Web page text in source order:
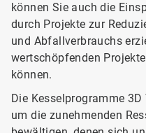
können Sie auch die
durch Projekte zur
und Abfallverbrauchs
wertschöpfenden
können.
Die Kesselprogramme
um die zunehmenden